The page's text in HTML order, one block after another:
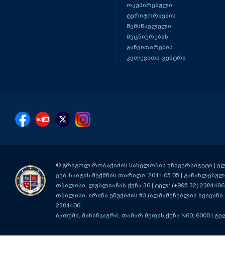
ოკუპირებული
ტერიტორიების
შემსწავლელი
მეცნიერების
განვითარების
კვლევითი ცენტრი
© გრიგოლ რობაქიძის სახელობის უნივერსიტეტი |
ვებ-საიტის შექმნის თარიღი: 2011.05.05 |
თბილისი, ლუბლიანას ქუჩა 36 | ტელ: (+995 32)
თბილისი, ირინა ენუქიძის #3 (აღმაშენებლის ხეივანი
2384406
ბათუმი, მახინჯაური, თამარ მეფის ქუჩა N60; 6000 |